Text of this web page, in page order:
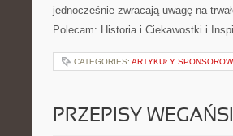
jednocześnie zwracają uwagę na
Polecam: Historia i Ciekawostki i
CATEGORIES: ARTYKUŁY
PRZEPISY